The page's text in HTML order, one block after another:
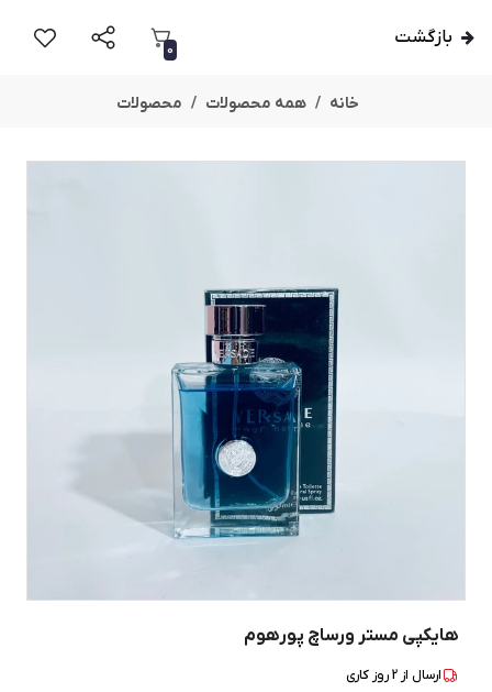
بازگشت
0
خانه همه محصولات محصولات
هایکپی مستر ورساچ پورهوم
ارسال از 2روز کاری